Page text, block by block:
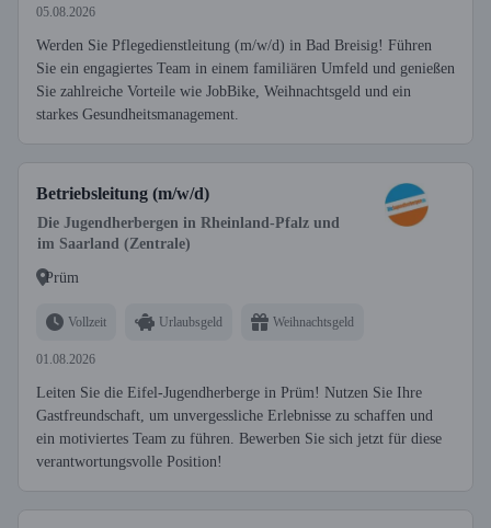
05.08.2026
Werden Sie Pflegedienstleitung (m/w/d) in Bad Breisig! Führen
Sie ein engagiertes Team in einem familiären Umfeld und genießen
Sie zahlreiche Vorteile wie JobBike, Weihnachtsgeld und ein
starkes Gesundheitsmanagement.
Betriebsleitung (m/w/d)
Die Jugendherbergen in Rheinland-Pfalz und
im Saarland (Zentrale)
Prüm
Vollzeit Urlaubsgeld Weihnachtsgeld
01.08.2026
Leiten Sie die Eifel-Jugendherberge in Prüm! Nutzen Sie Ihre
Gastfreundschaft, um unvergessliche Erlebnisse zu schaffen und
ein motiviertes Team zu führen. Bewerben Sie sich jetzt für diese
verantwortungsvolle Position!